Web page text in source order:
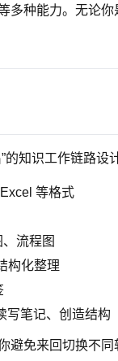
多种能力。无论
知识工作链路设
等格式
流程图
构化整理
写笔记、创造结构
避免来回切换不同